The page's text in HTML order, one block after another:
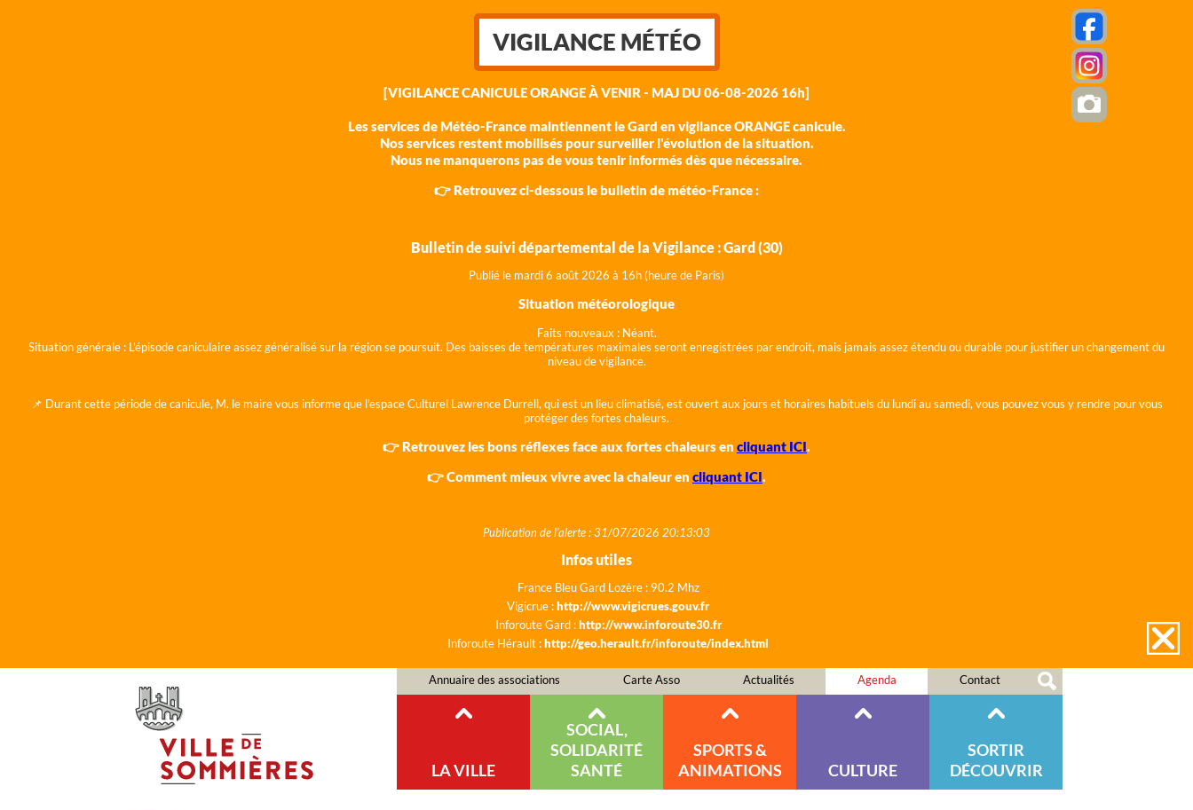
VIGILANCE MÉTÉO
[VIGILANCE CANICULE ORANGE À VENIR - MAJ DU 06-08-2026 16h]
Les services de Météo-France maintiennent le Gard en vigilance ORANGE canicule.
Nos services restent mobilisés pour surveiller l'évolution de la situation.
Nous ne manquerons pas de vous tenir informés dès que nécessaire.
👉 Retrouvez ci-dessous le bulletin de météo-France :
Bulletin de suivi départemental de la Vigilance : Gard (30)
Publié le mardi 6 août 2026 à 16h (heure de Paris)
Situation météorologique
Faits nouveaux : Néant.
Situation générale : L'épisode caniculaire assez généralisé sur la région se poursuit. Des baisses de températures maximales seront enregistrées par endroit, mais jamais assez étendu ou durable pour justifier un changement du
niveau de vigilance.
📌 Durant cette période de canicule, M. le maire vous informe que l'espace Culturel Lawrence Durrell, qui est un lieu climatisé, est ouvert aux jours et horaires habituels du lundi au samedi, vous pouvez vous y rendre pour vous
protéger des fortes chaleurs.
👉 Retrouvez les bons réflexes face aux fortes chaleurs en cliquant ICI.
👉 Comment mieux vivre avec la chaleur en cliquant ICI.
Publication de l'alerte : 31/07/2026 20:13:03
Infos utiles
France Bleu Gard Lozère : 90.2 Mhz
Vigicrue :http://www.vigicrues.gouv.fr
Inforoute Gard :http://www.inforoute30.fr
Inforoute Hérault :http://geo.herault.fr/inforoute/index.html
Annuaire des associations Carte Asso Actualités Agenda Contact
LA VILLE
SOCIAL,
SOLIDARITÉ
SANTÉ
SPORTS &
ANIMATIONS
CULTURE
SORTIR
DÉCOUVRIR